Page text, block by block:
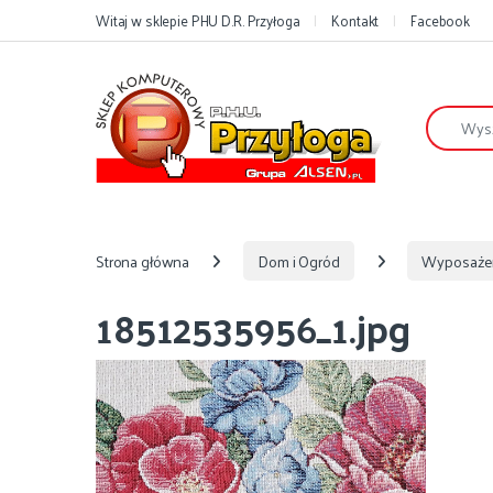
Przejdź do nawigacji
Przejdź do treściWitaj w sklepie PHU D.R. Przyłoga Kontakt Facebook
Szukaj:
Strona główna Dom i Ogród
18512535956_1.jpg